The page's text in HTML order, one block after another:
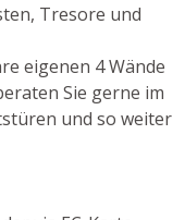
Tresore und
eigenen 4 Wände
Sie gerne im
und so weiter